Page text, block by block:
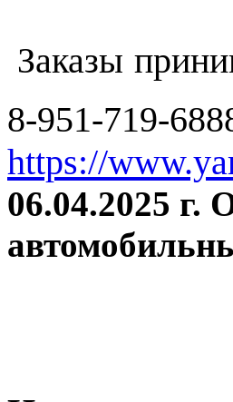
Заказы
8-951-719-
https://
06.04.2025 г.